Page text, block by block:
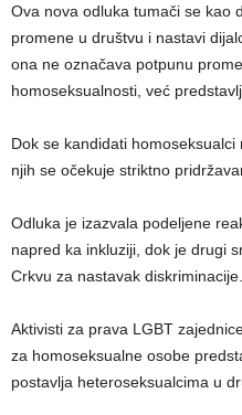
Ova nova odluka tumači se kao
promene u društvu i nastavi
ona ne označava potpunu
homoseksualnosti, već
Dok se kandidati
njih se očekuje striktno
Odluka je izazvala podeljene
napred ka inkluziji, dok je drugi
Crkvu za nastavak diskriminacije.
Aktivisti za prava LGBT
za homoseksualne osobe
postavlja heteroseksualcima u